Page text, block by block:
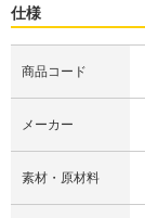
仕様
商品コード
メーカー
素材・原材料